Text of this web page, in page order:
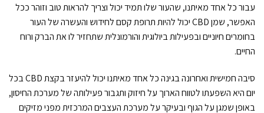
עבור כל אחד מאיתנו, שהעור שלו תמיד יכול וצריך להראות טוב וזוהר ככל
האפשר, שמן CBD יכול להיות תרופת קסם לחידוש והעשרה של העור
בחומרים חיוניים ובפעילות ביולוגית והורמונלית שתחזיר לו את הברק ורוח
החיים.
סיבה חמישית ואחרונה בגינה כל אחד מאיתנו יכול להיעזר בקצת CBD בכל
יום היא השפעתו לטווח הארוך על חיזוק ותגבור פעילותה של מערכת החיסון,
באופן שמגן על הגוף ובעיקר על מערכת העצבים המרכזית מפני מזיקים